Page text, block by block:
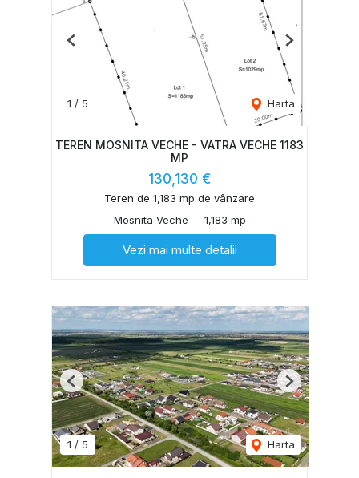
1 / 5 Harta
Previous Next
TEREN MOSNITA VECHE - VATRA VECHE 1183
MP
130,130 €
Teren de 1,183 mp de vânzare
Mosnita Veche
1,183 mp
Vezi mai multe detalii
1 / 5 Harta
Previous Next